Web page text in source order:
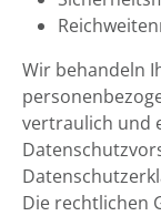
Wir behandeln
vertraulich und
Die rechtlichen